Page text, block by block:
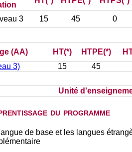
3 15 45 0
(AA) HT(*) HTPE(*)
3) 15 45
Unité
du programme
de base et les langues